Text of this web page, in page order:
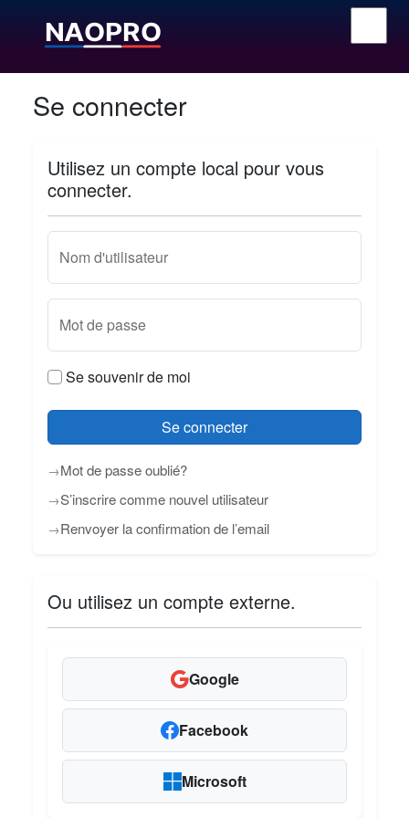
Se connecter
Utilisez un compte local pour vous
connecter.
Nom d'utilisateur
Mot de passe
Se souvenir de moi
Se connecter
Mot de passe oublié?
S’inscrire comme nouvel utilisateur
Renvoyer la confirmation de l’email
Ou utilisez un compte externe.
Google
Facebook
Microsoft